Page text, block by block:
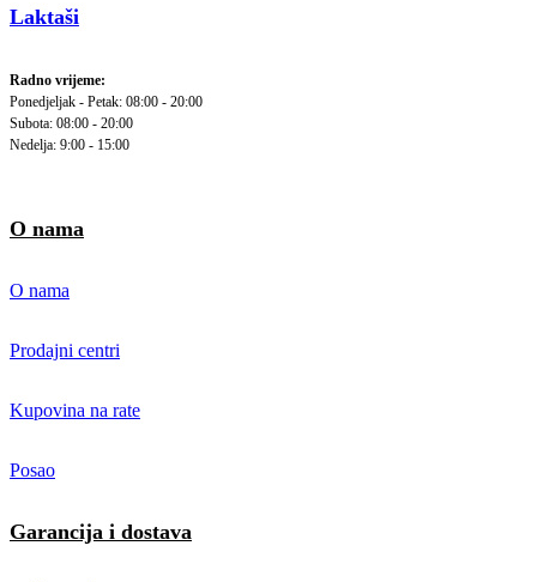
Laktaši
Radno vrijeme:
Ponedjeljak - Petak: 08:00 - 20:00
Subota: 08:00 - 20:00
Nedelja: 9:00 - 15:00
O nama
O nama
Prodajni centri
Kupovina na rate
Posao
Garancija i dostava